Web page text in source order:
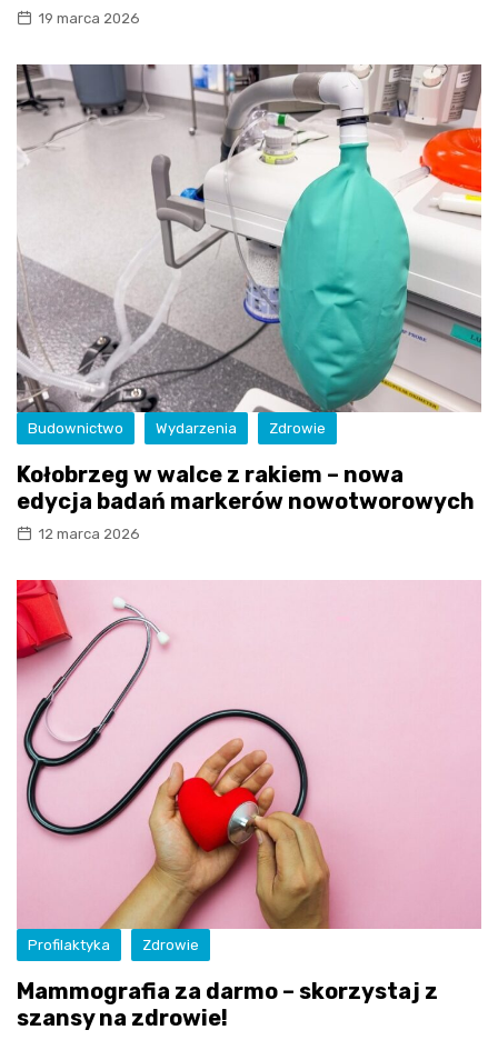
19 marca 2026
Budownictwo Wydarzenia Zdrowie
Kołobrzeg w walce z rakiem – nowa
edycja badań markerów nowotworowych
12 marca 2026
Profilaktyka Zdrowie
Mammografia za darmo – skorzystaj z
szansy na zdrowie!